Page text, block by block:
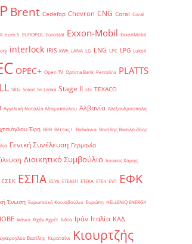
Brent Cedefop Chevron CNG Coral Coral
euro 5 EUROPOL Eurostat Exxon-Mobil ExxonMobil
interlock IRIS kWh LANA LG LNG LPC LPG Lukoil
OPEC+ Open TV Optima Bank Petrolina PLATTS
SKG Sokol Sri Lanka Stage II sts TEXACO
Αγγελική Ναταλία Αδαμοπούλου Αλβανία Αλεξανδρούπολη
Έφη ΒΕΘ Βέττας Ι. Βαλκάνια Βασίλης Βασιλειάδης
Γενική Συνέλευση Γερμανία
Διοικητικό Συμβούλιο Δούκας Χάρης
ΕΣΕΚ ΕΣΠΑ ΕΣΥΔ ΕΤΕΑΕΠ ΕΤΕΚΑ ΕΤΕπ ΕΥΠ ΕΦΚ
Ένωση Ευρωπαϊκό Κοινοβούλιο Ευρώπη ΗELLENiQ ENERGY
ΙΟΒΕ Ικόνιο Ιλχάν Αχμέτ Ινδία Ιράν Ιταλία ΚΑΔ
Βασίλης Κερατσίνι
Κιουρτζής